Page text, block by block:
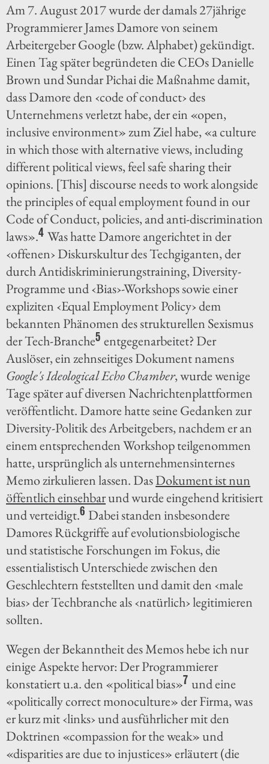
Am 7. August 2017 wurde der damals 27jährige
Programmierer James Damore von seinem
Arbeitergeber Google (bzw. Alphabet) gekündigt.
Einen Tag später begründeten die CEOs Danielle
Brown und Sundar Pichai die Maßnahme damit,
dass Damore den ‹code of conduct› des
Unternehmens verletzt habe, der ein «open,
inclusive environment» zum Ziel habe, «a culture
in which those with alternative views, including
different political views, feel safe sharing their
opinions. [This] discourse needs to work alongside
the principles of equal employment found in our
Code of Conduct, policies, and anti-discrimination
laws».4 Was hatte Damore angerichtet in der
‹offenen› Diskurskultur des Techgiganten, der
durch Antidiskriminierungstraining, Diversity-
Programme und ‹Bias›-Workshops sowie einer
expliziten ‹Equal Employment Policy› dem
bekannten Phänomen des strukturellen Sexismus
der Tech-Branche5 entgegenarbeitet? Der
Auslöser, ein zehnseitiges Dokument namens
Google's Ideological Echo Chamber, wurde wenige
Tage später auf diversen Nachrichtenplattformen
veröffentlicht. Damore hatte seine Gedanken zur
Diversity-Politik des Arbeitgebers, nachdem er an
einem entsprechenden Workshop teilgenommen
hatte, ursprünglich als unternehmensinternes
Memo zirkulieren lassen. DasDokument ist nun
öffentlich einsehbarund wurde eingehend kritisiert
und verteidigt.6 Dabei standen insbesondere
Damores Rückgriffe auf evolutionsbiologische
und statistische Forschungen im Fokus, die
essentialistisch Unterschiede zwischen den
Geschlechtern feststellten und damit den ‹male
bias› der Techbranche als ‹natürlich› legitimieren
sollten.
Wegen der Bekanntheit des Memos hebe ich nur
einige Aspekte hervor: Der Programmierer
konstatiert u.a. den «political bias»7 und eine
«politically correct monoculture» der Firma, was
er kurz mit ‹links› und ausführlicher mit den
Doktrinen «compassion for the weak» und
«disparities are due to injustices» erläutert (die